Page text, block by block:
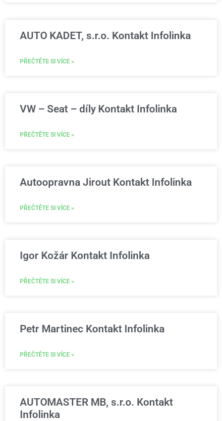
AUTO KADET, s.r.o. Kontakt Infolinka
PŘEČTĚTE SI VÍCE »
VW – Seat – díly Kontakt Infolinka
PŘEČTĚTE SI VÍCE »
Autoopravna Jirout Kontakt Infolinka
PŘEČTĚTE SI VÍCE »
Igor Kožár Kontakt Infolinka
PŘEČTĚTE SI VÍCE »
Petr Martinec Kontakt Infolinka
PŘEČTĚTE SI VÍCE »
AUTOMASTER MB, s.r.o. Kontakt
Infolinka